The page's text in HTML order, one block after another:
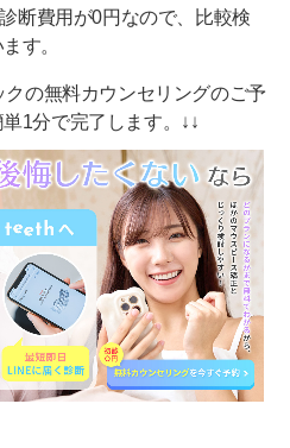
断費用が0円なので、比較検
す。
クの無料カウンセリングのご予
1分で完了します。↓↓